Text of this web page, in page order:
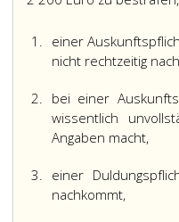
1. einer
nicht rechtzeitig
2. bei einer
wissentlich
Angaben macht,
3. einer
nachkommt,